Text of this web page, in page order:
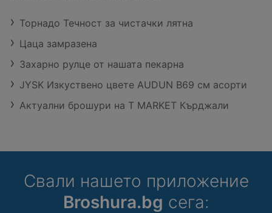
Торнадо Течност за чистачки лятна
Цаца замразена
Захарно рулце от нашата пекарна
JYSK Изкуствено цвете AUDUN В69 см асорти
Актуални брошури на T MARKET Кърджали
Свали нашето приложение
Broshura.bg сега: